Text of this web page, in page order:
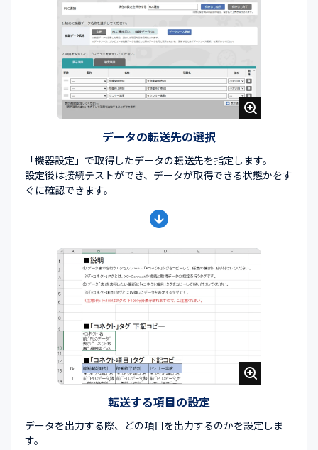
データの転送先の選択
「機器設定」で取得したデータの転送先を指定します。
設定後は接続テストができ、データが取得できる状態かをす
ぐに確認できます。
転送する項目の設定
データを出力する際、どの項目を出力するのかを設定しま
す。